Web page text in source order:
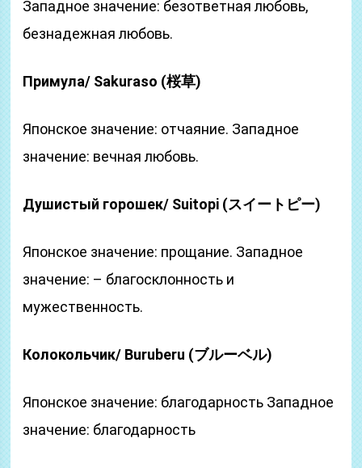
Западное значение: безответная любовь,
безнадежная любовь.
Примула/ Sakuraso (桜草)
Японское значение: отчаяние. Западное
значение: вечная любовь.
Душистый горошек/ Suitopi (スイートピー)
Японское значение: прощание. Западное
значение: – благосклонность и
мужественность.
Колокольчик/ Buruberu (ブルーベル)
Японское значение: благодарность Западное
значение: благодарность